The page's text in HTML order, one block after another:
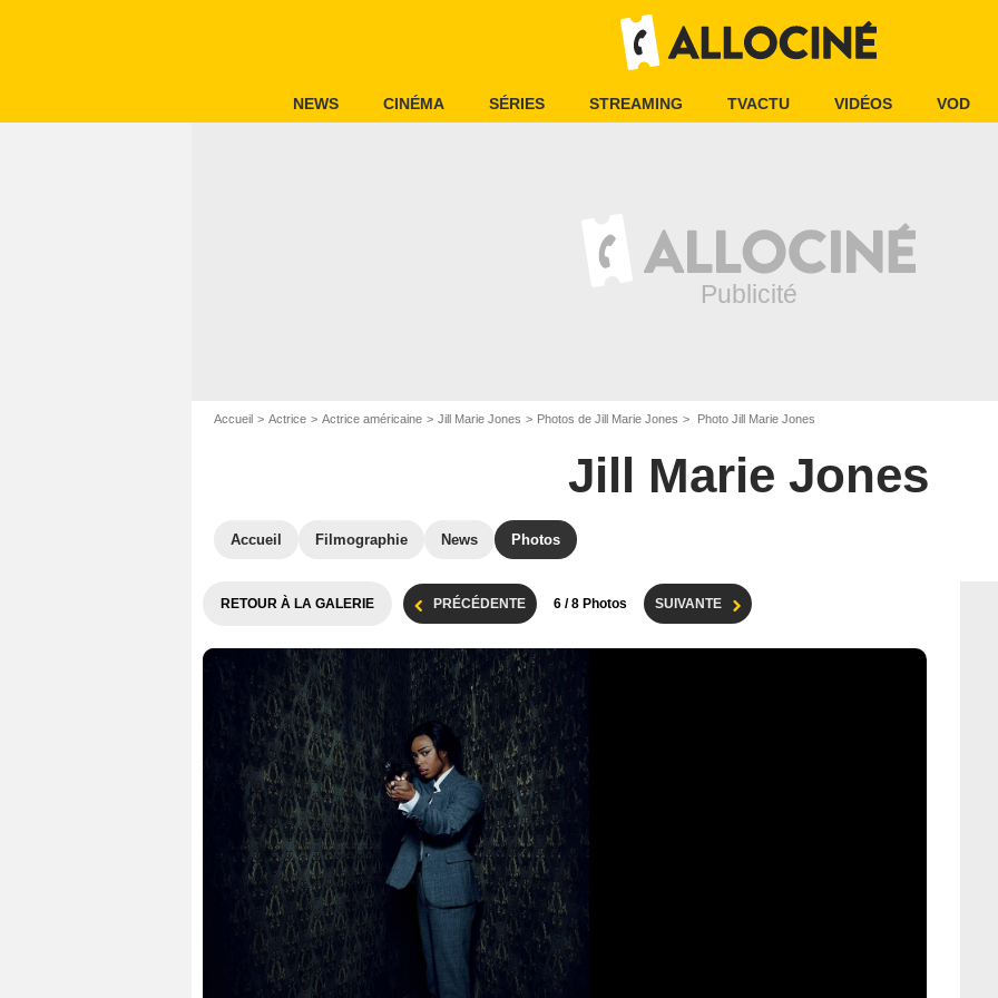
NEWS CINÉMA SÉRIES STREAMING TVACTU VIDÉOS VOD
Accueil Actrice Actrice américaine Jill Marie Jones Photos de Jill Marie Jones Photo Jill Marie Jones
Jill Marie Jones
Accueil Filmographie News Photos
RETOUR À LA GALERIE PRÉCÉDENTE 6 / 8 Photos SUIVANTE